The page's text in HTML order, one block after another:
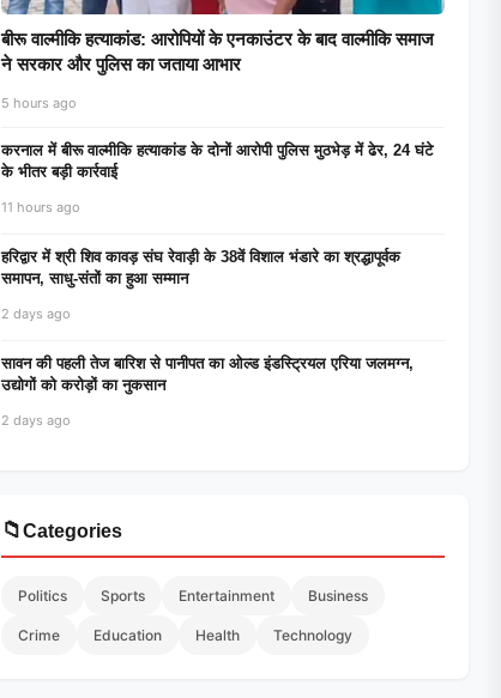
बीरू वाल्मीकि हत्याकांड: आरोपियों के एनकाउंटर के बाद वाल्मीकि समाज
ने सरकार और पुलिस का जताया आभार
5 hours ago
करनाल में बीरू वाल्मीकि हत्याकांड के दोनों आरोपी पुलिस मुठभेड़ में ढेर, 24 घंटे
के भीतर बड़ी कार्रवाई
11 hours ago
हरिद्वार में श्री शिव कावड़ संघ रेवाड़ी के 38वें विशाल भंडारे का श्रद्धापूर्वक
समापन, साधु-संतों का हुआ सम्मान
2 days ago
सावन की पहली तेज बारिश से पानीपत का ओल्ड इंडस्ट्रियल एरिया जलमग्न,
उद्योगों को करोड़ों का नुकसान
2 days ago
📁Categories
Politics Sports Entertainment Business
Crime Education Health Technology